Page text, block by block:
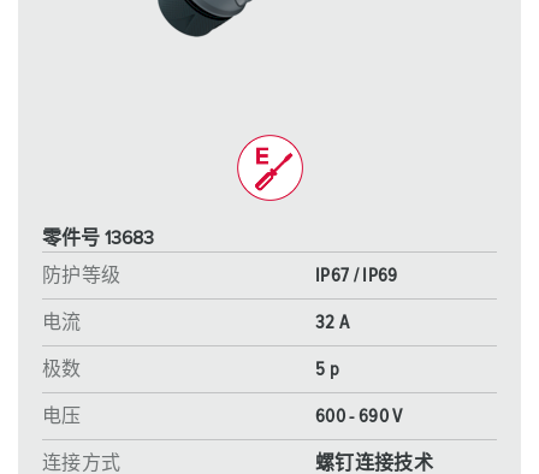
零件号 13683
防护等级
IP67 / IP69
电流 32 A
极数 5 p
电压 600 - 690 V
连接方式
螺钉连接技术